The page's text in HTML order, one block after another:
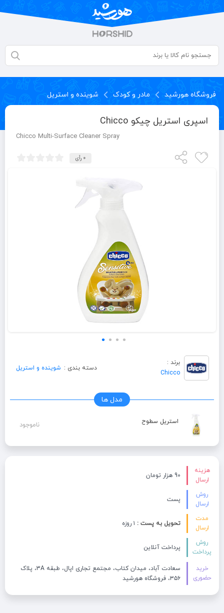
فروشگاه هورشید مادر و کودک شوینده و استریل
اسپری استریل چیکو Chicco
Chicco Multi-Surface Cleaner Spray
0 رأی
برند :
Chicco
دسته بندی : شوینده و استریل
مدل ها
استریل سطوح ناموجود
هزینه
ارسال
90 هزار تومان
روش
ارسال
پست
مدت
ارسال
تحویل به پست :
روش
پرداخت
پرداخت آنلاین
خرید
حضوری
سعادت آباد، میدان کتاب، مجتمع تجاری اپال، طبقه 3A، پلاک
۳۵۶، فروشگاه هورشید